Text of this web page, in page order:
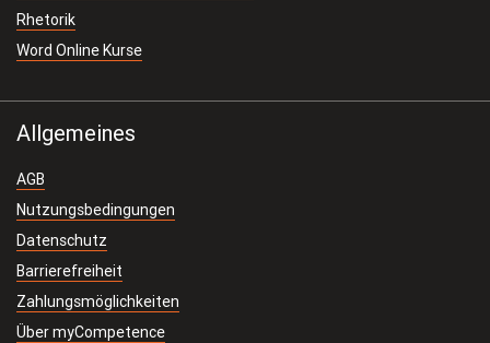
Rhetorik
Word Online Kurse
Allgemeines
AGB
Nutzungsbedingungen
Datenschutz
Barrierefreiheit
Zahlungsmöglichkeiten
Über myCompetence